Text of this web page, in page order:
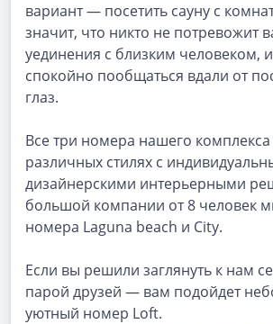
вариант — посетить сауну с
значит, что никто не потревожит
уединения с близким человеком,
спокойно пообщаться вдали от
глаз.
Все три номера нашего
различных стилях с
дизайнерскими интерьерными
большой компании от 8 человек
номера Laguna beach и City.
Если вы решили заглянуть к нам
парой друзей — вам подойдет
уютный номер Loft.